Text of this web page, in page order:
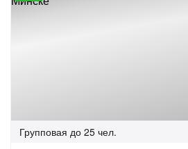
Групповая до 25 чел.